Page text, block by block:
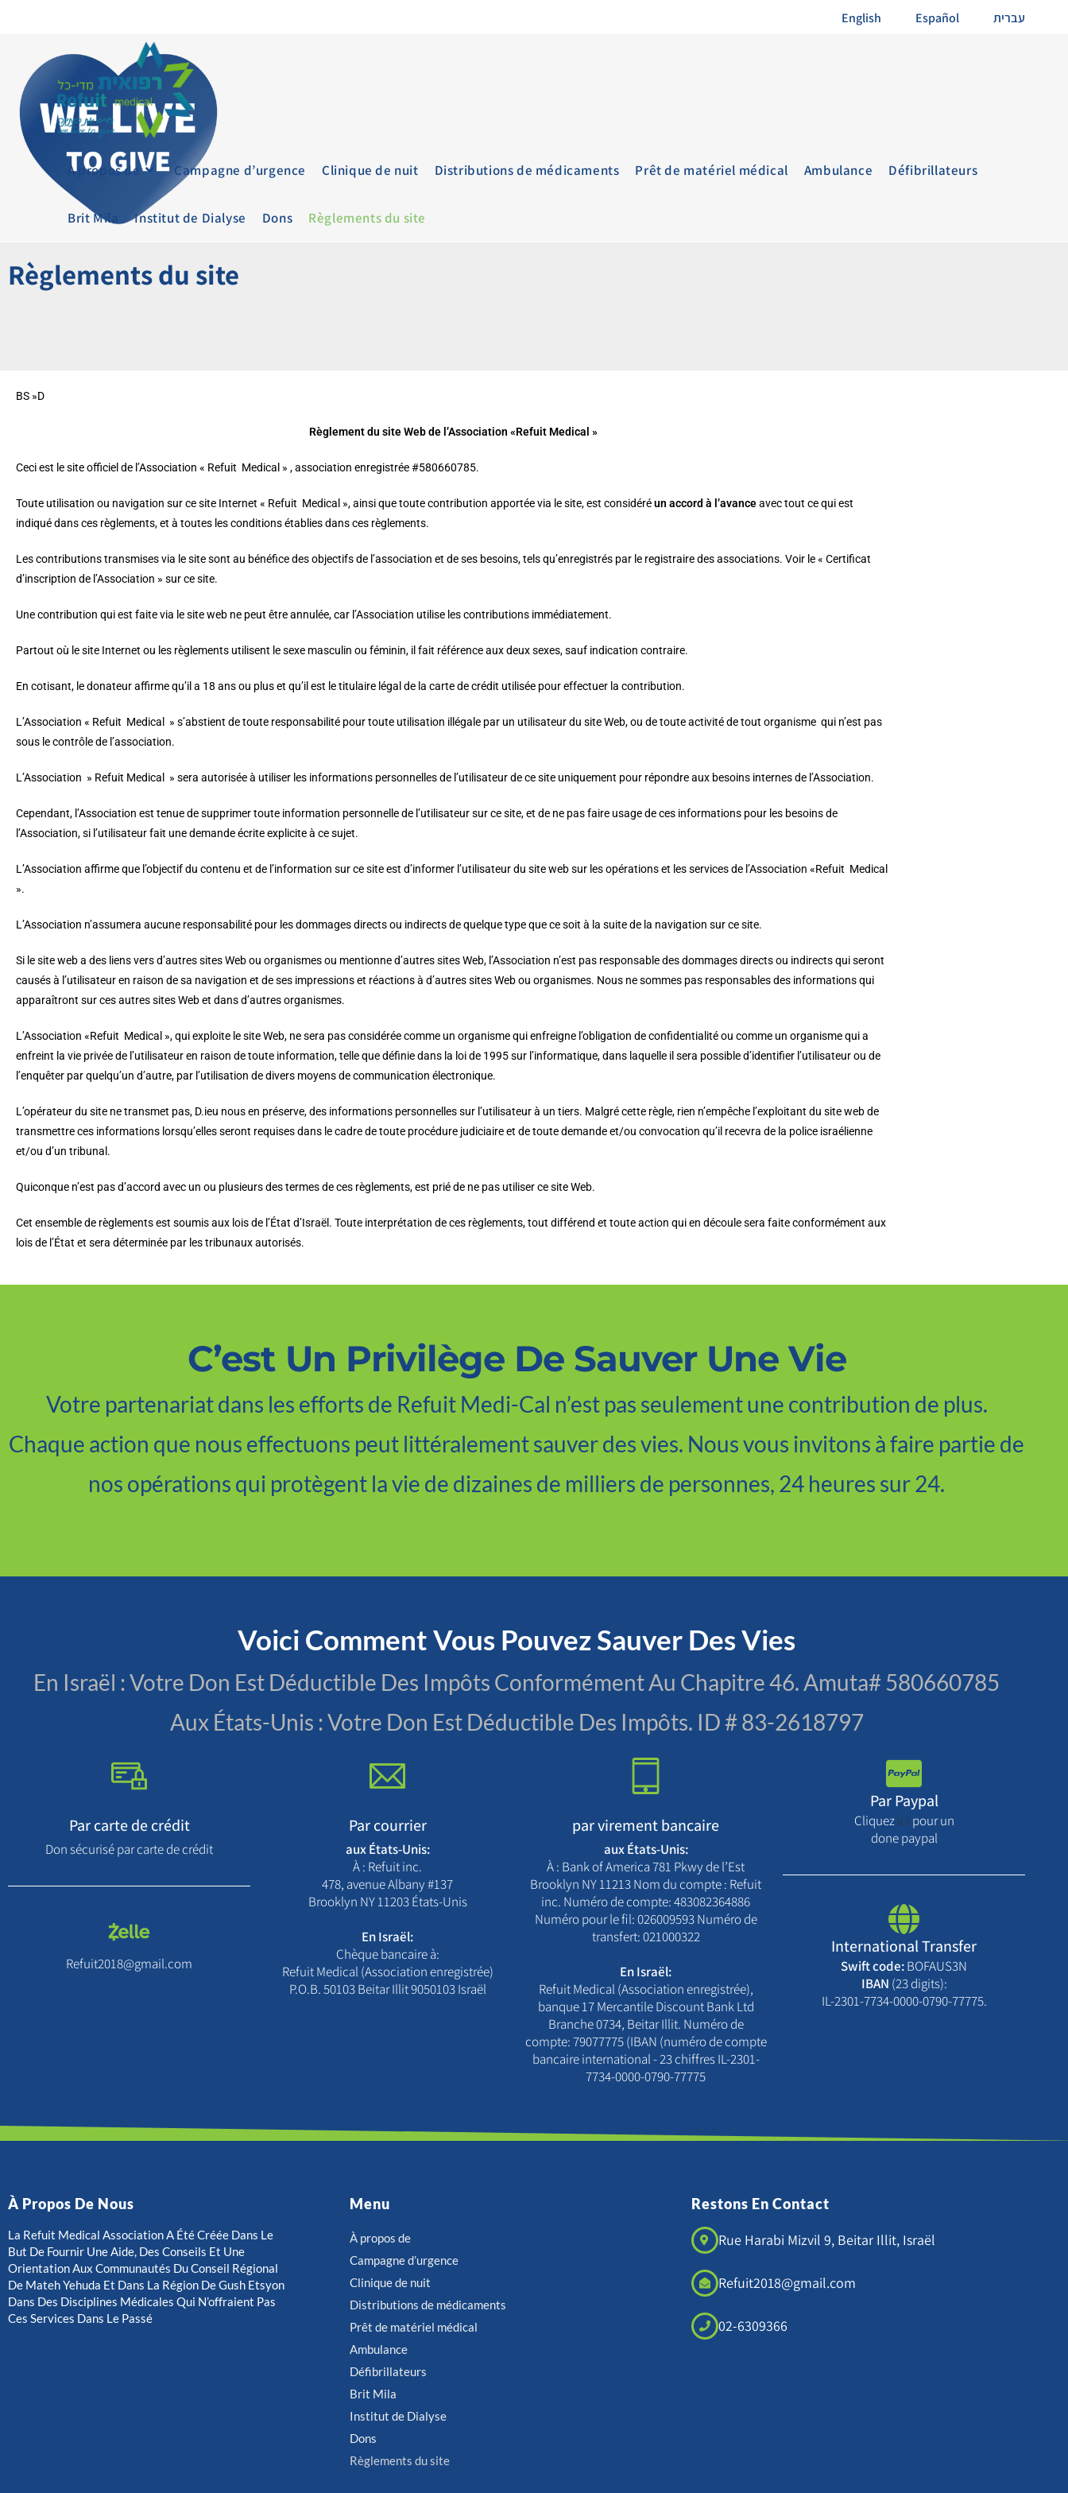
English Español עברית
À propos de Campagne d’urgence Clinique de nuit Distributions de médicaments Prêt de matériel médical Ambulance Défibrillateurs
Brit Mila Institut de Dialyse Dons Règlements du site
Règlements du site
BS »D
Règlement du site Web de l’Association «Refuit Medical »
Ceci est le site officiel de l’Association « Refuit Medical » , association enregistrée #580660785.
Toute utilisation ou navigation sur ce site Internet « Refuit Medical », ainsi que toute contribution apportée via le site, est considéréun accord à l’avanceavec tout ce qui est
indiqué dans ces règlements, et à toutes les conditions établies dans ces règlements.
Les contributions transmises via le site sont au bénéfice des objectifs de l’association et de ses besoins, tels qu’enregistrés par le registraire des associations. Voir le « Certificat
d’inscription de l’Association » sur ce site.
Une contribution qui est faite via le site web ne peut être annulée, car l’Association utilise les contributions immédiatement.
Partout où le site Internet ou les règlements utilisent le sexe masculin ou féminin, il fait référence aux deux sexes, sauf indication contraire.
En cotisant, le donateur affirme qu’il a 18 ans ou plus et qu’il est le titulaire légal de la carte de crédit utilisée pour effectuer la contribution.
L’Association « Refuit Medical » s’abstient de toute responsabilité pour toute utilisation illégale par un utilisateur du site Web, ou de toute activité de tout organisme qui n’est pas
sous le contrôle de l’association.
L’Association » Refuit Medical » sera autorisée à utiliser les informations personnelles de l’utilisateur de ce site uniquement pour répondre aux besoins internes de l’Association.
Cependant, l’Association est tenue de supprimer toute information personnelle de l’utilisateur sur ce site, et de ne pas faire usage de ces informations pour les besoins de
l’Association, si l’utilisateur fait une demande écrite explicite à ce sujet.
L’Association affirme que l’objectif du contenu et de l’information sur ce site est d’informer l’utilisateur du site web sur les opérations et les services de l’Association «Refuit Medical
».
L’Association n’assumera aucune responsabilité pour les dommages directs ou indirects de quelque type que ce soit à la suite de la navigation sur ce site.
Si le site web a des liens vers d’autres sites Web ou organismes ou mentionne d’autres sites Web, l’Association n’est pas responsable des dommages directs ou indirects qui seront
causés à l’utilisateur en raison de sa navigation et de ses impressions et réactions à d’autres sites Web ou organismes. Nous ne sommes pas responsables des informations qui
apparaîtront sur ces autres sites Web et dans d’autres organismes.
L’Association «Refuit Medical », qui exploite le site Web, ne sera pas considérée comme un organisme qui enfreigne l’obligation de confidentialité ou comme un organisme qui a
enfreint la vie privée de l’utilisateur en raison de toute information, telle que définie dans la loi de 1995 sur l’informatique, dans laquelle il sera possible d’identifier l’utilisateur ou de
l’enquêter par quelqu’un d’autre, par l’utilisation de divers moyens de communication électronique.
L’opérateur du site ne transmet pas, D.ieu nous en préserve, des informations personnelles sur l’utilisateur à un tiers. Malgré cette règle, rien n’empêche l’exploitant du site web de
transmettre ces informations lorsqu’elles seront requises dans le cadre de toute procédure judiciaire et de toute demande et/ou convocation qu’il recevra de la police israélienne
et/ou d’un tribunal.
Quiconque n’est pas d’accord avec un ou plusieurs des termes de ces règlements, est prié de ne pas utiliser ce site Web.
Cet ensemble de règlements est soumis aux lois de l’État d’Israël. Toute interprétation de ces règlements, tout différend et toute action qui en découle sera faite conformément aux
lois de l’État et sera déterminée par les tribunaux autorisés.
C’est Un Privilège De Sauver Une Vie
Votre partenariat dans les efforts de Refuit Medi-Cal n’est pas seulement une contribution de plus.
Chaque action que nous effectuons peut littéralement sauver des vies. Nous vous invitons à faire partie de
nos opérations qui protègent la vie de dizaines de milliers de personnes, 24 heures sur 24.
Voici Comment Vous Pouvez Sauver Des Vies
En Israël : Votre Don Est Déductible Des Impôts Conformément Au Chapitre 46. Amuta# 580660785
Aux États-Unis : Votre Don Est Déductible Des Impôts. ID # 83-2618797
Par carte de crédit
Don sécurisé par carte de crédit
Refuit2018@gmail.com
Par courrier
aux États-Unis:
À : Refuit inc.
478, avenue Albany #137
Brooklyn NY 11203 États-Unis
En Israël:
Chèque bancaire à:
Refuit Medical (Association enregistrée)
P.O.B. 50103 Beitar Illit 9050103 Israël
par virement bancaire
aux États-Unis:
À : Bank of America 781 Pkwy de l’Est
Brooklyn NY 11213 Nom du compte : Refuit
inc. Numéro de compte: 483082364886
Numéro pour le fil: 026009593 Numéro de
transfert: 021000322
En Israël:
Refuit Medical (Association enregistrée),
banque 17 Mercantile Discount Bank Ltd
Branche 0734, Beitar Illit. Numéro de
compte: 79077775 (IBAN (numéro de compte
bancaire international - 23 chiffres IL-2301-
7734-0000-0790-77775
Par Paypal
Cliquezici pour un
done paypal
International Transfer
Swift code:BOFAUS3N
IBAN (23 digits):
IL-2301-7734-0000-0790-77775.
À Propos De Nous
La Refuit Medical Association A Été Créée Dans Le
But De Fournir Une Aide, Des Conseils Et Une
Orientation Aux Communautés Du Conseil Régional
De Mateh Yehuda Et Dans La Région De Gush Etsyon
Dans Des Disciplines Médicales Qui N’offraient Pas
Ces Services Dans Le Passé
Menu
À propos de
Campagne d’urgence
Clinique de nuit
Distributions de médicaments
Prêt de matériel médical
Ambulance
Défibrillateurs
Brit Mila
Institut de Dialyse
Dons
Règlements du site
Restons En Contact
Rue Harabi Mizvil 9, Beitar Illit, Israël
Refuit2018@gmail.com
02-6309366